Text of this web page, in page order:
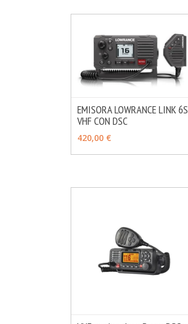
AÑADIR
EMISORA LOWRANCE LINK 6S
VHF CON DSC
420,00 €